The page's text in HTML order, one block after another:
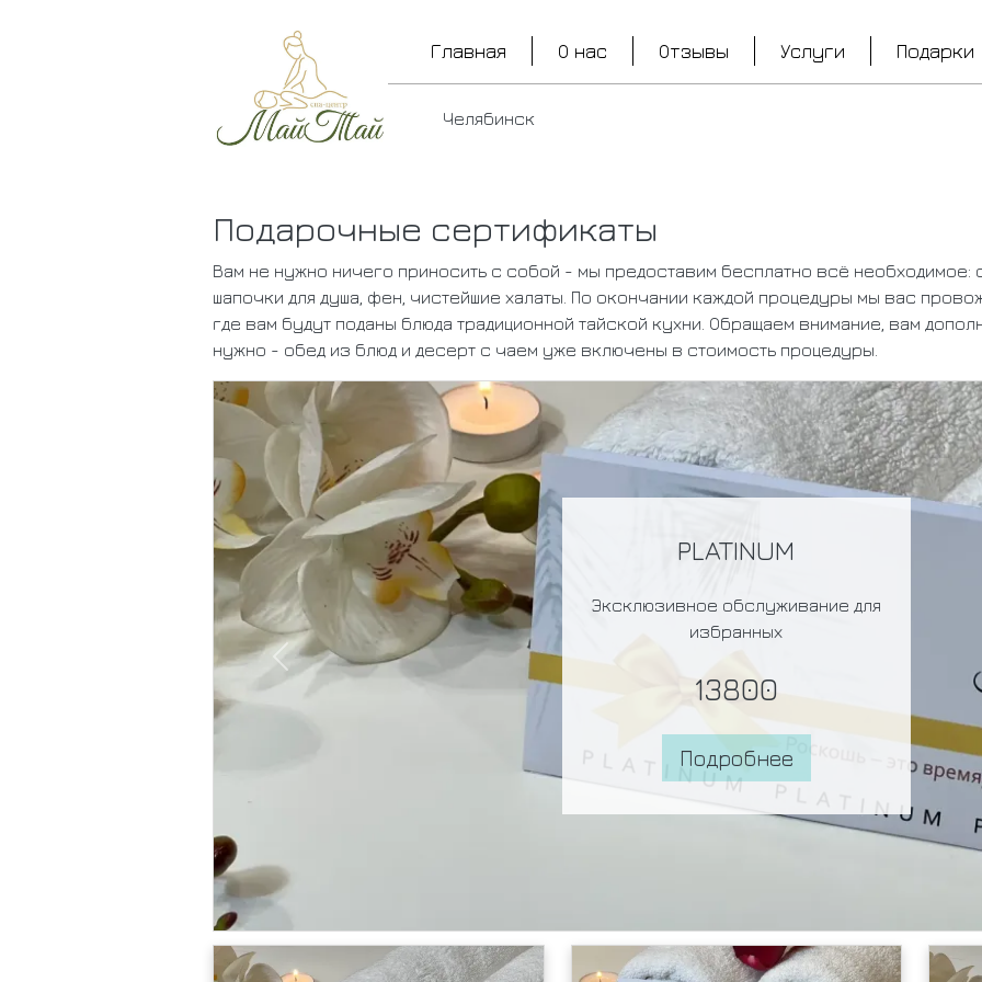
Челябинск
Основная навигация
Главная О нас Отзывы Услуги Подарки
Подарочные сертификаты
Вам не нужно ничего приносить с собой - мы предоставим бесплатно всё необходимое:
шапочки для душа, фен, чистейшие халаты. По окончании каждой процедуры мы вас
где вам будут поданы блюда традиционной тайской кухни. Обращаем внимание, вам
нужно - обед из блюд и десерт с чаем уже включены в стоимость процедуры.
Романтика для пары
Идеальное свидание – Вы когда-
нибудь были на таком?
17800
Подробнее
Previous